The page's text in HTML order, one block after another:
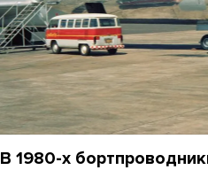
В 1980-х